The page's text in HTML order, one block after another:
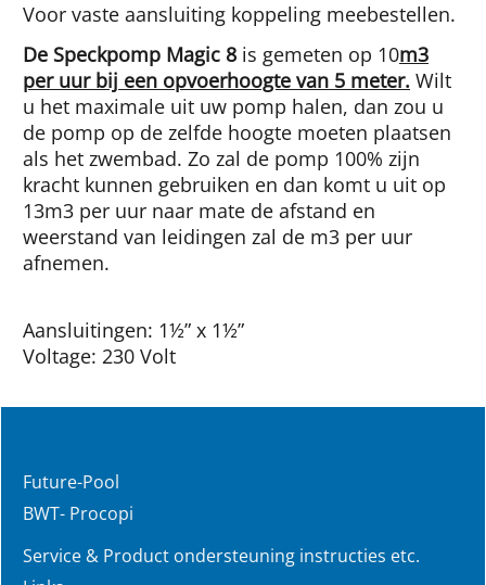
Voor vaste aansluiting koppeling meebestellen.
De Speckpomp Magic 8 is gemeten op 10m3
per uur bij een opvoerhoogte van 5 meter. Wilt
u het maximale uit uw pomp halen, dan zou u
de pomp op de zelfde hoogte moeten plaatsen
als het zwembad. Zo zal de pomp 100% zijn
kracht kunnen gebruiken en dan komt u uit op
13m3 per uur naar mate de afstand en
weerstand van leidingen zal de m3 per uur
afnemen.
Aansluitingen: 1½” x 1½”
Voltage: 230 Volt
Future-Pool
BWT- Procopi
Service & Product ondersteuning instructies etc.